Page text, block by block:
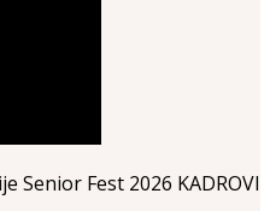
Senior Fest 2026 KADROVI